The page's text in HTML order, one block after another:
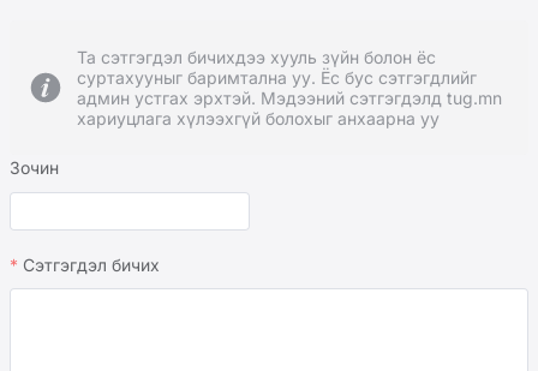
Та сэтгэгдэл бичихдээ хууль зүйн болон ёс
суртахууныг баримтална уу. Ёс бус сэтгэгдлийг
админ устгах эрхтэй. Мэдээний сэтгэгдэлд tug.mn
хариуцлага хүлээхгүй болохыг анхаарна уу
Зочин
Сэтгэгдэл бичих